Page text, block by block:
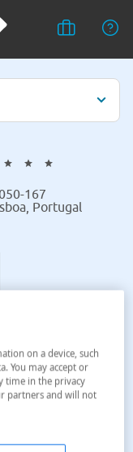
167
Portugal
on a device, such
You may accept or
time in the privacy
partners and will not